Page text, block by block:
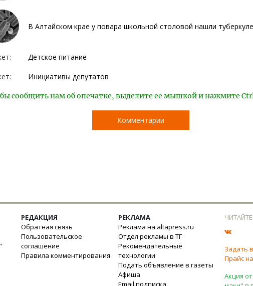
В Алтайском крае у повара школьной столовой нашли
Детское питание
Инициативы депутатов
сообщить нам об опечатке, выделите ее мышкой и нажмите
Комментарии
РЕДАКЦИЯ
Обратная связь
Пользовательское
соглашение
Правила комментирования
РЕКЛАМА
Реклама на altapress.ru
Отдел рекламы в ТГ
Рекомендательные
технологии
Подать объявление в газеты
Афиша
Email подписка
Задать
Прайс
Акция